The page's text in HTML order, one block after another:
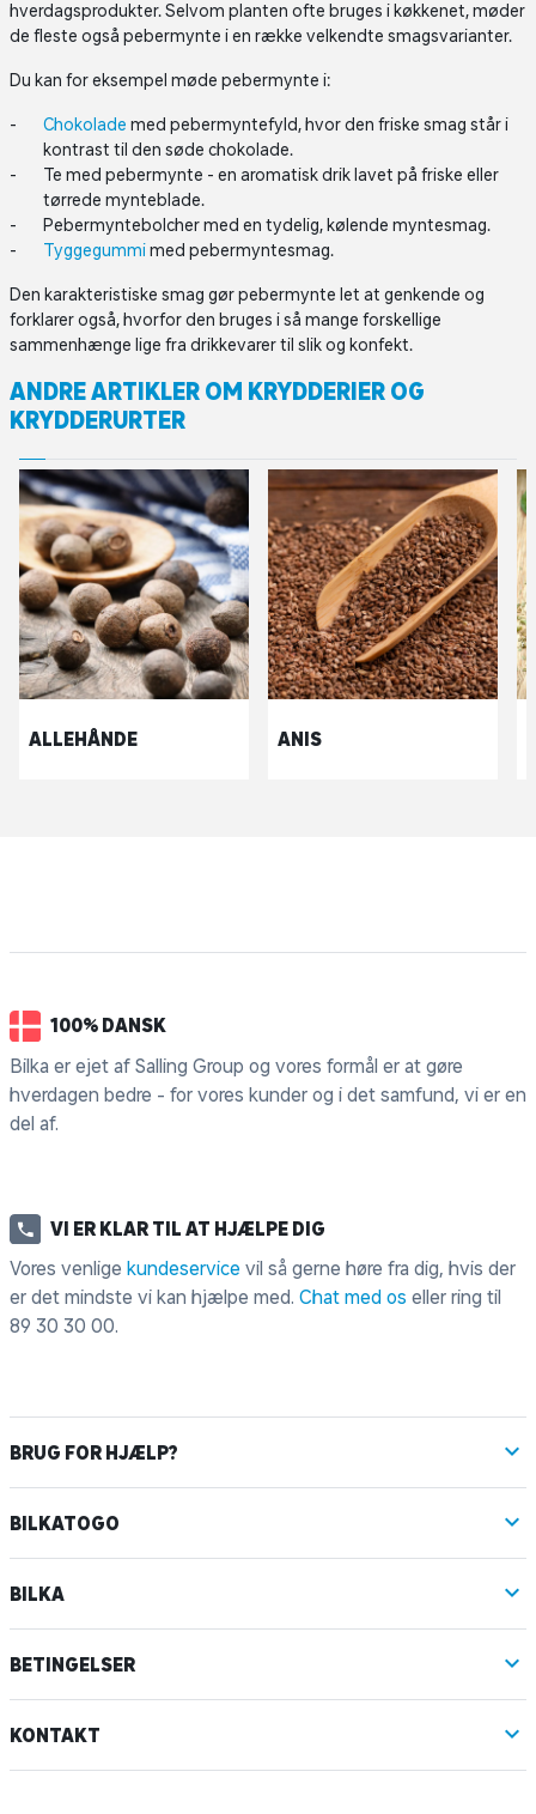
hverdagsprodukter. Selvom planten ofte bruges i køkkenet, møder
de fleste også pebermynte i en række velkendte smagsvarianter.
Du kan for eksempel møde pebermynte i:
Chokolade med pebermyntefyld, hvor den friske smag står i
kontrast til den søde chokolade.
Te med pebermynte - en aromatisk drik lavet på friske eller
tørrede mynteblade.
Pebermyntebolcher med en tydelig, kølende myntesmag.
Tyggegummimed pebermyntesmag.
Den karakteristiske smag gør pebermynte let at genkende og
forklarer også, hvorfor den bruges i så mange forskellige
sammenhænge lige fra drikkevarer til slik og konfekt.
ANDRE ARTIKLER OM KRYDDERIER OG
KRYDDERURTER
ALLEHÅNDE ANIS
100% DANSK
Bilka er ejet af Salling Group og vores formål er at gøre
hverdagen bedre - for vores kunder og i det samfund, vi er en
del af.
VI ER KLAR TIL AT HJÆLPE DIG
Vores venlige kundeservice vil så gerne høre fra dig, hvis der
er det mindste vi kan hjælpe med. Chat med os eller ring til
89 30 30 00.
BRUG FOR HJÆLP?
BILKATOGO
BILKA
BETINGELSER
KONTAKT